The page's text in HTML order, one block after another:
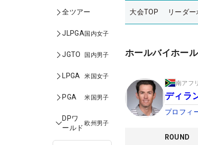
全ツアー
JLPGA国内女子
JGTO 国内男子
LPGA 米国女子
PGA 米国男子
DPワ
ールド
欧州男子
大会TOP リーダー
ホールバイホー
南アフ
ディラ
プロフィ
ROUND